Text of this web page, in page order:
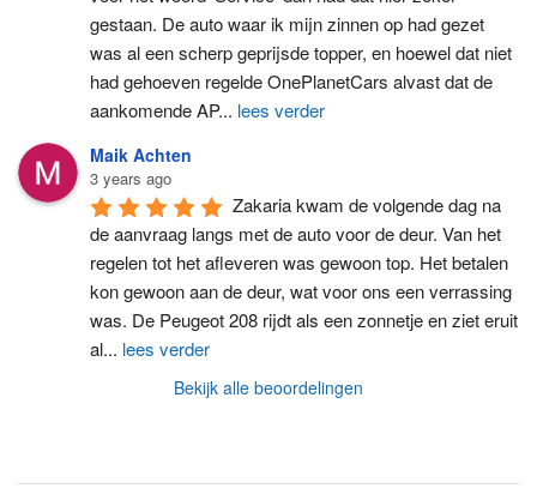
gestaan. De auto waar ik mijn zinnen op had gezet
was al een scherp geprijsde topper, en hoewel dat niet
had gehoeven regelde OnePlanetCars alvast dat de
aankomende AP... lees verder
Maik Achten
3 years ago
Zakaria kwam de volgende dag na
de aanvraag langs met de auto voor de deur. Van het
regelen tot het afleveren was gewoon top. Het betalen
kon gewoon aan de deur, wat voor ons een verrassing
was. De Peugeot 208 rijdt als een zonnetje en ziet eruit
al... lees verder
Bekijk alle beoordelingen